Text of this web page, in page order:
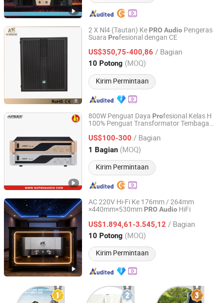
2 X Nl4 (Tautan) Ke PRO Audio Pengeras
Suara Profesional dengan CE
US$350,75-400,86 / Bagian
10 Potong (MOQ)
Kirim Permintaan
Guangzhou Ke Audio Equipment Co., Ltd.
Guangdong, China Harga mulai 2025
800W Penguat Daya Profesional Kelas H
100% Penguat Transformator Tembaga
US$100-300 / Bagian
1 Bagian (MOQ)
Kirim Permintaan
Foshan Ruizheng Audio Co.,Ltd
Guangdong, China Harga mulai 2020
AC 220V Hi-Fi Ke 176mm / 264mm
×440mm×530mm PRO Audio HiFi
US$1.894,61-3.545,12 / Bagian
10 Potong (MOQ)
Kirim Permintaan
Guangzhou Ke Audio Equipment Co., Ltd.
Guangdong, China Harga mulai 2025